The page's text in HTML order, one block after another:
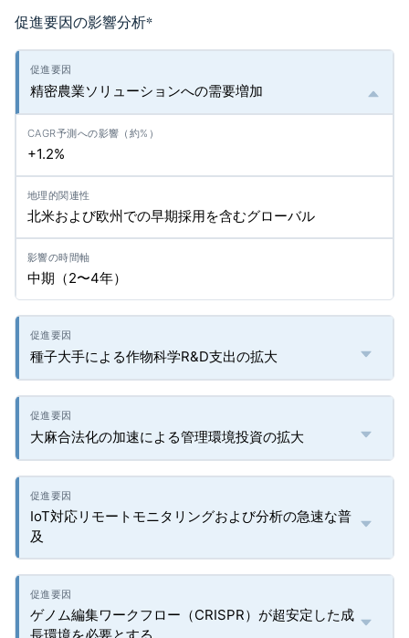
促進要因の影響分析*
精密農業ソリューションへの需要増加
+1.2%
北米および欧州での早期採用を含むグローバル
中期（2〜4年）
種子大手による作物科学R&D支出の拡大
大麻合法化の加速による管理環境投資の拡大
IoT対応リモートモニタリングおよび分析の急速な普
及
ゲノム編集ワークフロー（CRISPR）が超安定した成